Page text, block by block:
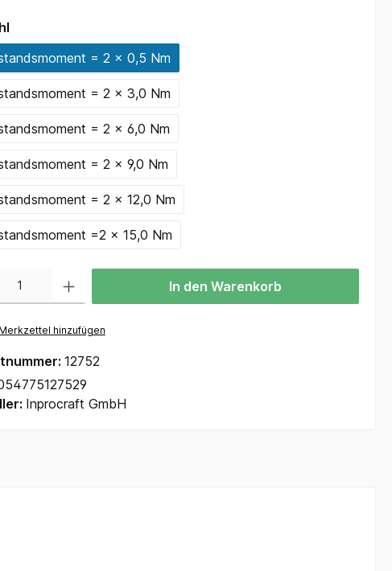
= 2 x 0,5 Nm
= 2 x 3,0 Nm
= 2 x 6,0 Nm
= 2 x 9,0 Nm
= 2 x 12,0 Nm
=2 x 15,0 Nm
In den Warenkorb
hinzufügen
12752
Inprocraft GmbH